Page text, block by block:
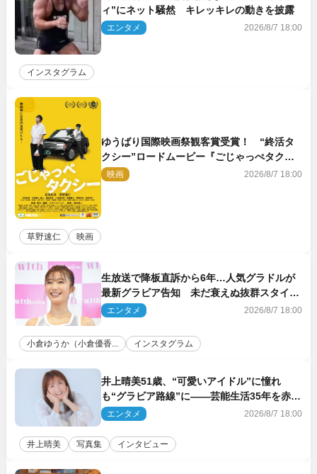
ィ”にネット騒然 キレッキレの動きを披露
エンタメ 2026/8/7 18:00
インスタグラム
ゆうばり国際映画祭観客賞受賞！ “終活タ
クシー”ロードムービー『ごじゃっぺタクシ
ー』10月公開＆予告解禁
映画 2026/8/7 18:00
草野速仁 映画
生放送で降板直訴から6年…人気グラドルが
最新グラビア告知 未だ衰えぬ抜群スタイル
に反響
エンタメ 2026/8/7 18:00
小倉ゆうか（小倉優香... インスタグラム
井上晴美51歳、“可愛いアイドル”に憧れ
も“グラビア路線”に――芸能生活35年を赤
裸々に語る 27年ぶりに写真集発売
エンタメ 2026/8/7 18:00
井上晴美 写真集 インタビュー